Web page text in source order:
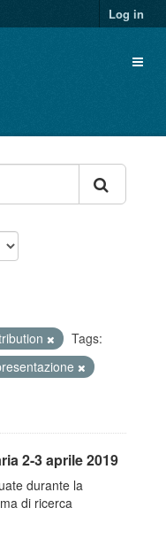
Log in
Tags:
2-3 aprile 2019
durante la
di ricerca